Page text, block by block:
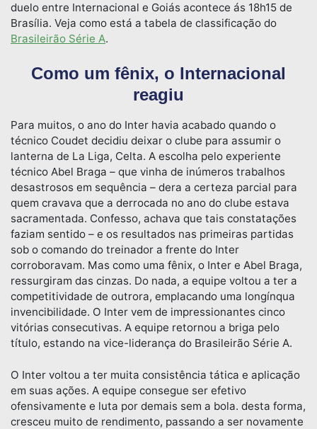
duelo entre Internacional e Goiás acontece ás 18h15 de
Brasília. Veja como está a tabela de classificação do
Brasileirão Série A.
Como um fênix, o Internacional
reagiu
Para muitos, o ano do Inter havia acabado quando o
técnico Coudet decidiu deixar o clube para assumir o
lanterna de La Liga, Celta. A escolha pelo experiente
técnico Abel Braga – que vinha de inúmeros trabalhos
desastrosos em sequência – dera a certeza parcial para
quem cravava que a derrocada no ano do clube estava
sacramentada. Confesso, achava que tais constatações
faziam sentido – e os resultados nas primeiras partidas
sob o comando do treinador a frente do Inter
corroboravam. Mas como uma fênix, o Inter e Abel Braga,
ressurgiram das cinzas. Do nada, a equipe voltou a ter a
competitividade de outrora, emplacando uma longínqua
invencibilidade. O Inter vem de impressionantes cinco
vitórias consecutivas. A equipe retornou a briga pelo
título, estando na vice-liderança do Brasileirão Série A.
O Inter voltou a ter muita consistência tática e aplicação
em suas ações. A equipe consegue ser efetivo
ofensivamente e luta por demais sem a bola. desta forma,
cresceu muito de rendimento, passando a ser novamente